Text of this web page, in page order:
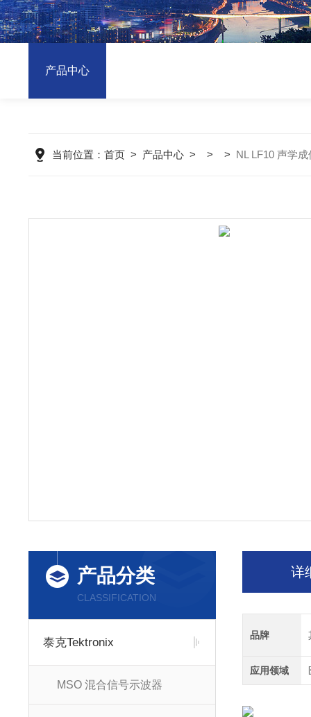
产品中心
当前位置： 首页> 产品中心> > > NL LF10 声学成
产品分类
CLASSIFICATION
泰克Tektronix
MSO 混合信号示波器
详
品牌
应用领域